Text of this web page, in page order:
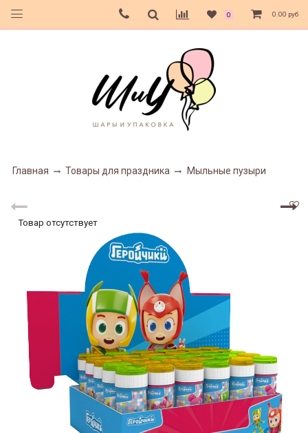
0 0.00 руб
Главная Товары для праздника Мыльные пузыри
Товар отсутствует